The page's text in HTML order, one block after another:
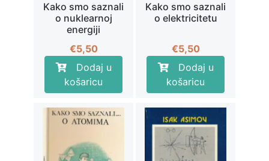
Kako smo saznali
o nuklearnoj
energiji
€5,50
Dodaj u
košaricu
Kako smo saznali
o elektricitetu
€5,50
Dodaj u
košaricu